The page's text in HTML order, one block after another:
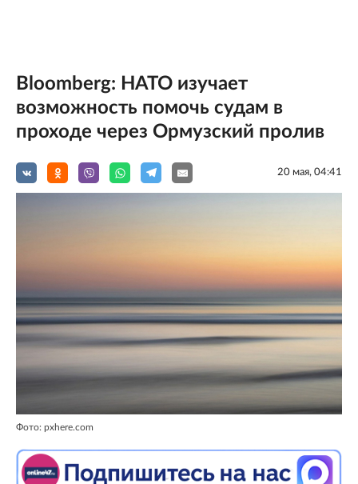
Bloomberg: НАТО изучает
возможность помочь судам в
проходе через Ормузский пролив
20 мая, 04:41
Фото: pxhere.com